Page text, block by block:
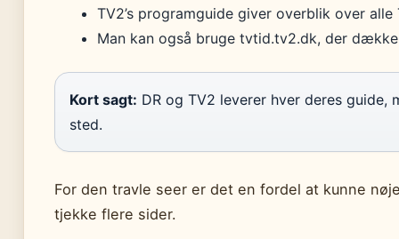
TV2’s programguide giver overblik over
Man kan også bruge tvtid.tv2.dk, der
Kort sagt: DR og TV2 leverer hver deres
sted.
For den travle seer er det en fordel at kunne
tjekke flere sider.